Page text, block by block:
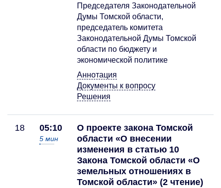
Председателя Законодательной
Думы Томской области,
председатель комитета
Законодательной Думы Томской
области по бюджету и
экономической политике
Аннотация
Документы к вопросу
Решения
18 05:10
5 мин
О проекте закона Томской
области «О внесении
изменения в статью 10
Закона Томской области «О
земельных отношениях в
Томской области» (2 чтение)